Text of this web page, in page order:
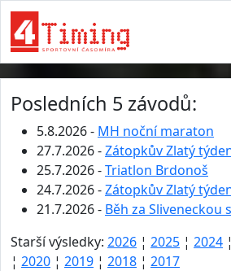
Posledních 5 závodů:
5.8.2026 - MH noční maraton
27.7.2026 -Zátopkův Zlatý
25.7.2026 -Triatlon Brdonoš
24.7.2026 -Zátopkův Zlatý
21.7.2026 - Běh za Sliveneckou
Starší výsledky: 2026 ¦ 2025 ¦ 2024 ¦
¦ 2020 ¦ 2019 ¦ 2018 ¦ 2017